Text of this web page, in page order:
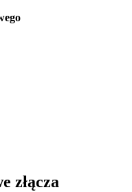
złącza